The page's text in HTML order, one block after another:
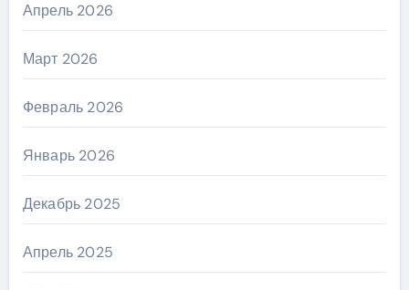
Апрель 2026
Март 2026
Февраль 2026
Январь 2026
Декабрь 2025
Апрель 2025